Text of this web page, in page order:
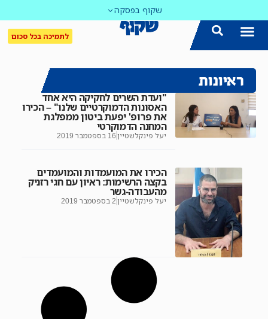
שקוף בפסקה
לתמיכה בכל סכום
ראיונות
"ועדת השרים לחקיקה היא אחד
האסונות הדמוקרטיים שלנו" – הכירו
את פרופ' יפעת ביטון ממפלגת
המחנה הדמוקרטי
יעל פינקלשטיין 16 בספטמבר 2019
הכירו את המועמדות והמועמדים
בקצה הרשימות: ראיון עם חגי רזניק
מהעבודה-גשר
יעל פינקלשטיין 2 בספטמבר 2019